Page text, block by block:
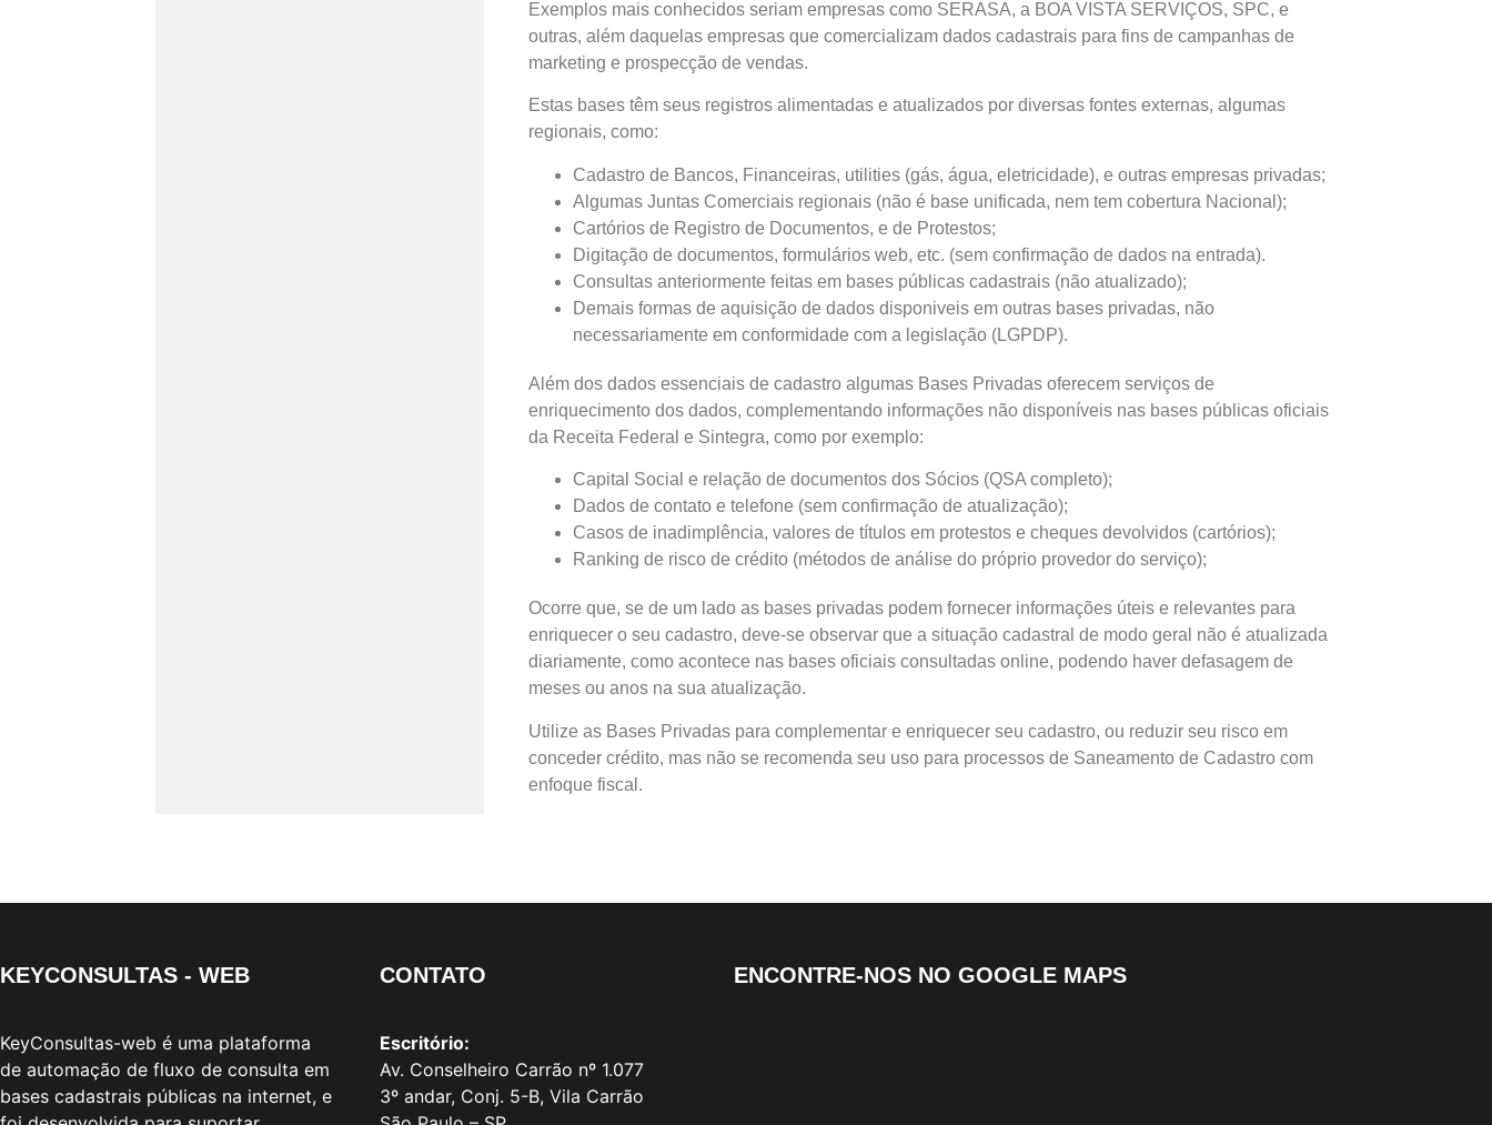
Exemplos mais conhecidos seriam empresas como SERASA, a BOA VISTA SERVIÇOS, SPC, e
outras, além daquelas empresas que comercializam dados cadastrais para fins de campanhas de
marketing e prospecção de vendas.
Estas bases têm seus registros alimentadas e atualizados por diversas fontes externas, algumas
regionais, como:
Cadastro de Bancos, Financeiras, utilities (gás, água, eletricidade), e outras empresas privadas;
Algumas Juntas Comerciais regionais (não é base unificada, nem tem cobertura Nacional);
Cartórios de Registro de Documentos, e de Protestos;
Digitação de documentos, formulários web, etc. (sem confirmação de dados na entrada).
Consultas anteriormente feitas em bases públicas cadastrais (não atualizado);
Demais formas de aquisição de dados disponiveis em outras bases privadas, não
necessariamente em conformidade com a legislação (LGPDP).
Além dos dados essenciais de cadastro algumas Bases Privadas oferecem serviços de
enriquecimento dos dados, complementando informações não disponíveis nas bases públicas oficiais
da Receita Federal e Sintegra, como por exemplo:
Capital Social e relação de documentos dos Sócios (QSA completo);
Dados de contato e telefone (sem confirmação de atualização);
Casos de inadimplência, valores de títulos em protestos e cheques devolvidos (cartórios);
Ranking de risco de crédito (métodos de análise do próprio provedor do serviço);
Ocorre que, se de um lado as bases privadas podem fornecer informações úteis e relevantes para
enriquecer o seu cadastro, deve-se observar que a situação cadastral de modo geral não é atualizada
diariamente, como acontece nas bases oficiais consultadas online, podendo haver defasagem de
meses ou anos na sua atualização.
Utilize as Bases Privadas para complementar e enriquecer seu cadastro, ou reduzir seu risco em
conceder crédito, mas não se recomenda seu uso para processos de Saneamento de Cadastro com
enfoque fiscal.
KEYCONSULTAS - WEB
KeyConsultas-web é uma plataforma
de automação de fluxo de consulta em
bases cadastrais públicas na internet, e
CONTATO
Escritório:
Av. Conselheiro Carrão nº 1.077
3º andar, Conj. 5-B, Vila Carrão
ENCONTRE-NOS NO GOOGLE MAPS